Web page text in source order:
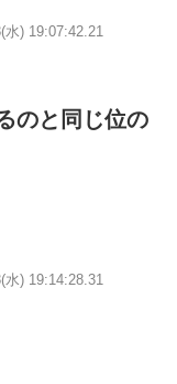
水) 19:07:42.21
のと同じ位の
水) 19:14:28.31